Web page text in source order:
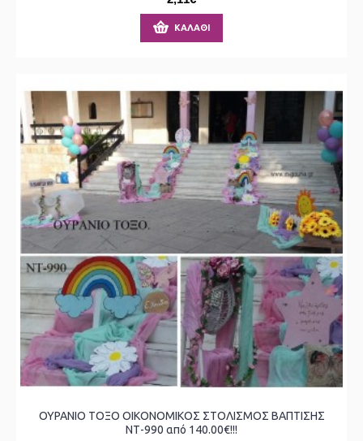
ΚΑΛΆΘΙ
ΟΥΡΑΝΙΟ ΤΟΞΟ ΟΙΚΟΝΟΜΙΚΟΣ ΣΤΟΛΙΣΜΟΣ ΒΑΠΤΙΣΗΣ
ΝΤ-990 από 140.00€!!!